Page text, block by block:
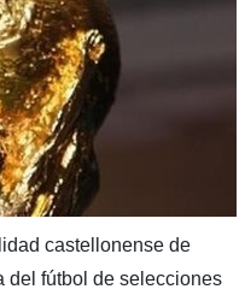
castellonense de
del fútbol de selecciones